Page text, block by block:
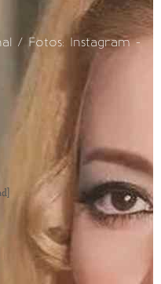
/ Fotos: Instagram -